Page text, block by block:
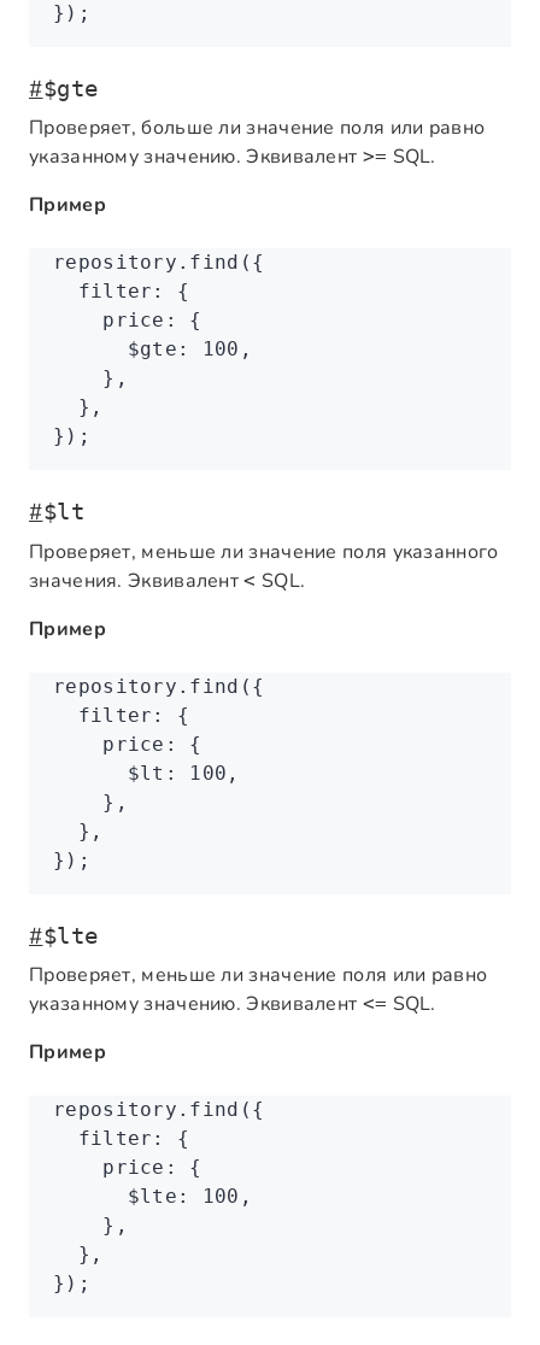
});
#$gte
Проверяет, больше ли значение поля или равно
указанному значению. Эквивалент >= SQL.
Пример
repository .find ({
  filter
:
{
    price
:
{
      $gte
: 100 ,
    }
,
  }
,
});
#$lt
Проверяет, меньше ли значение поля указанного
значения. Эквивалент< SQL.
Пример
repository .find ({
  filter
:
{
    price
:
{
      $lt
: 100 ,
    }
,
  }
,
});
#$lte
Проверяет, меньше ли значение поля или равно
указанному значению. Эквивалент <= SQL.
Пример
repository .find ({
  filter
:
{
    price
:
{
      $lte
: 100 ,
    }
,
  }
,
});